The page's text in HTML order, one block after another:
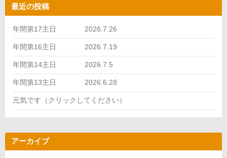
最近の投稿
年間第17主日 2026.7.26
年間第16主日 2026.7.19
年間第14主日 2026.7.5
年間第13主日 2026.6.28
元気です（クリックしてください）
アーカイブ